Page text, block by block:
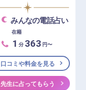
みんなの電話占い
在籍
1 分 363 円〜
口コミや料金を見る
先生に占ってもらう